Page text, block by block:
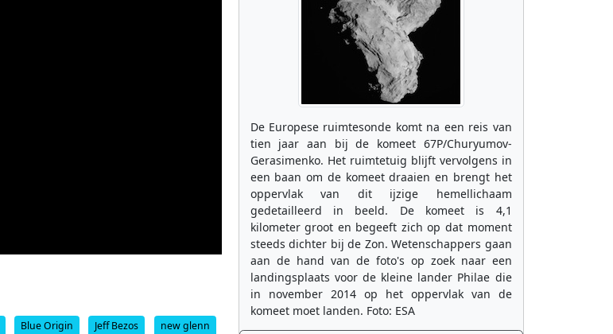
Blue Origin Jeff Bezos
new glenn
De Europese ruimtesonde komt na een reis van
tien jaar aan bij de komeet 67P/Churyumov-
Gerasimenko. Het ruimtetuig blijft vervolgens in
een baan om de komeet draaien en brengt het
oppervlak van dit ijzige hemellichaam
gedetailleerd in beeld. De komeet is 4,1
kilometer groot en begeeft zich op dat moment
steeds dichter bij de Zon. Wetenschappers gaan
aan de hand van de foto's op zoek naar een
landingsplaats voor de kleine lander Philae die
in november 2014 op het oppervlak van de
komeet moet landen. Foto: ESA